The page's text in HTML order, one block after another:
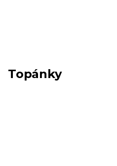
Topánky